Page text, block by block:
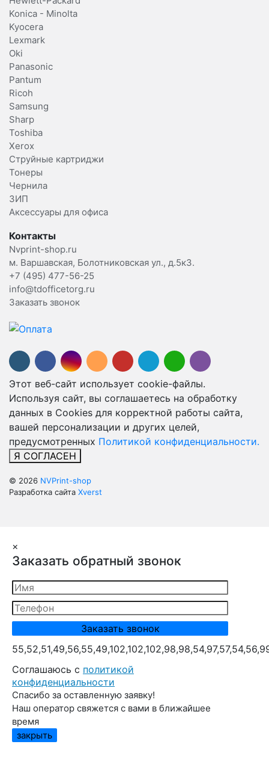
Konica - Minolta
Kyocera
Lexmark
Oki
Panasonic
Pantum
Ricoh
Samsung
Sharp
Toshiba
Xerox
Струйные картриджи
Тонеры
Чернила
ЗИП
Аксессуары для офиса
Контакты
Nvprint-shop.ru
м. Варшавская, Болотниковская ул., д.5к3.
+7 (495) 477-56-25
info@tdofficetorg.ru
Заказать звонок
Этот веб-сайт использует cookie-файлы.
Используя сайт, вы соглашаетесь на обработку
данных в Cookies для корректной работы сайта,
вашей персонализации и других целей,
предусмотренных Политикой конфиденциальности.
Я СОГЛАСЕН
© 2026 NVPrint-shop
Разработка сайта Xverst
×
Заказать обратный звонок
Cоглашаюсь с политикой
конфиденциальности
Спасибо за оставленную заявку!
Наш оператор свяжется с вами в ближайшее
время
закрыть